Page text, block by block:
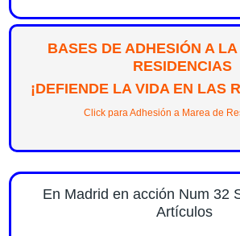
BASES DE ADHESIÓN A
RESIDENCIAS
¡DEFIENDE LA VIDA EN LAS
Click para Adhesión a Marea de
En Madrid en acción Num 32
Artículos